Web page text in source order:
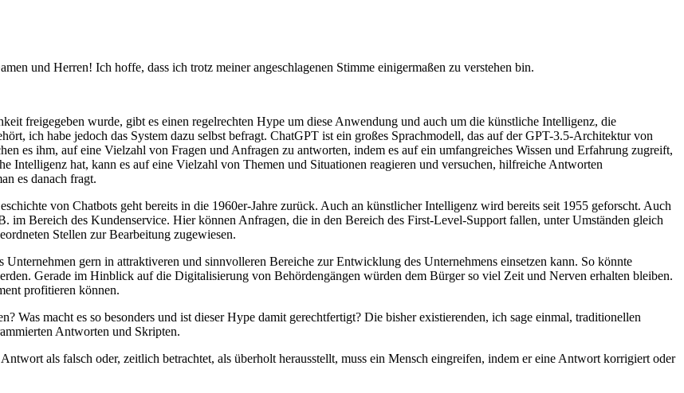
und Herren! Ich hoffe, dass ich trotz meiner angeschlagenen Stimme einigermaßen zu verstehen bin.
freigegeben wurde, gibt es einen regelrechten Hype um diese Anwendung und auch um die künstliche Intelligenz, die
ich habe jedoch das System dazu selbst befragt. ChatGPT ist ein großes Sprachmodell, das auf der GPT-3.5-Architektur von
es ihm, auf eine Vielzahl von Fragen und Anfragen zu antworten, indem es auf ein umfangreiches Wissen und Erfahrung zugreift,
Intelligenz hat, kann es auf eine Vielzahl von Themen und Situationen reagieren und versuchen, hilfreiche Antworten
es danach fragt.
von Chatbots geht bereits in die 1960er-Jahre zurück. Auch an künstlicher Intelligenz wird bereits seit 1955 geforscht. Auch
im Bereich des Kundenservice. Hier können Anfragen, die in den Bereich des First-Level-Support fallen, unter Umständen gleich
Stellen zur Bearbeitung zugewiesen.
Unternehmen gern in attraktiveren und sinnvolleren Bereiche zur Entwicklung des Unternehmens einsetzen kann. So könnte
Gerade im Hinblick auf die Digitalisierung von Behördengängen würden dem Bürger so viel Zeit und Nerven erhalten bleiben.
profitieren können.
Was macht es so besonders und ist dieser Hype damit gerechtfertigt? Die bisher existierenden, ich sage einmal, traditionellen
Antworten und Skripten.
als falsch oder, zeitlich betrachtet, als überholt herausstellt, muss ein Mensch eingreifen, indem er eine Antwort korrigiert oder